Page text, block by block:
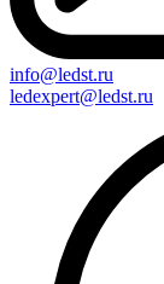
info@ledst.ru
ledexpert@ledst.ru